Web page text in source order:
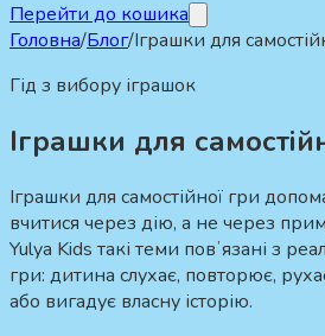
Перейти до кошика
Головна/Блог/Іграшки для
Гід з вибору іграшок
Іграшки для
Іграшки для самостійної гри
вчитися через дію, а не через
Yulya Kids такі теми повʼязані з
гри: дитина слухає, повторює,
або вигадує власну історію.